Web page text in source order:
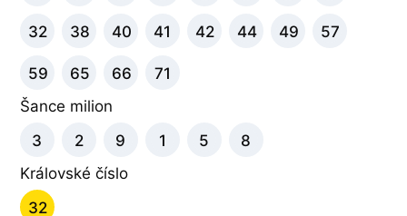
32 38 40 41 42 44 49 57
59 65 66
71
Šance milion
3
2 9 1 5
8
Královské číslo
32